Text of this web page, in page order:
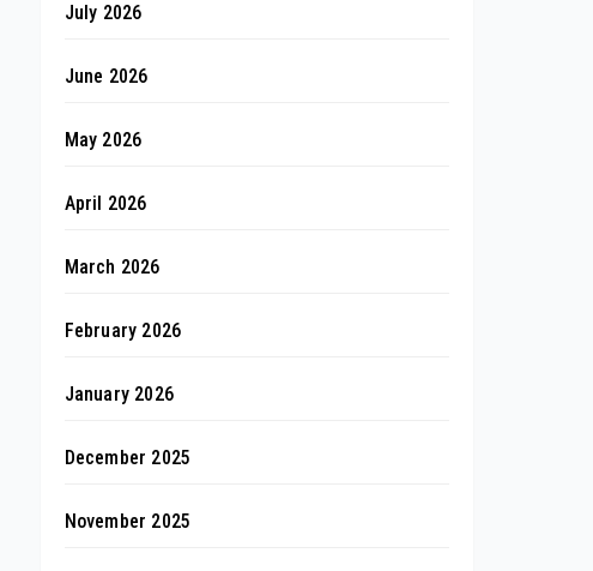
July 2026
June 2026
May 2026
April 2026
March 2026
February 2026
January 2026
December 2025
November 2025